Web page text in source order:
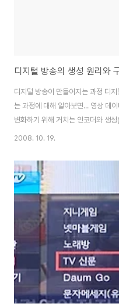
디지털 방송의 생성 원리와
디지털 방송이 만들어지는 과정 디
는 과정에 대해 알아보면... 영상 데
변화하기 위해 거치는 인코더와 생
볼 것이다. 이 때 데이터가 어떤 식으
새를 살펴보는 시간을 디지털 방
Elementary Stream) 패킷이 무엇
TS는 ‘Transport Stream’의 약자
이터들의 연속적인 모임을 말하는
2008. 10. 19.